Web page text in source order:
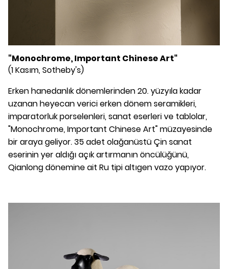
"Monochrome, Important Chinese Art"
(1 Kasım, Sotheby's)
Erken hanedanlık dönemlerinden 20. yüzyıla kadar
uzanan heyecan verici erken dönem seramikleri,
imparatorluk porselenleri, sanat eserleri ve tablolar,
"Monochrome, Important Chinese Art" müzayesinde
bir araya geliyor. 35 adet olağanüstü Çin sanat
eserinin yer aldığı açık artırmanın öncülüğünü,
Qianlong dönemine ait Ru tipi altıgen vazo yapıyor.